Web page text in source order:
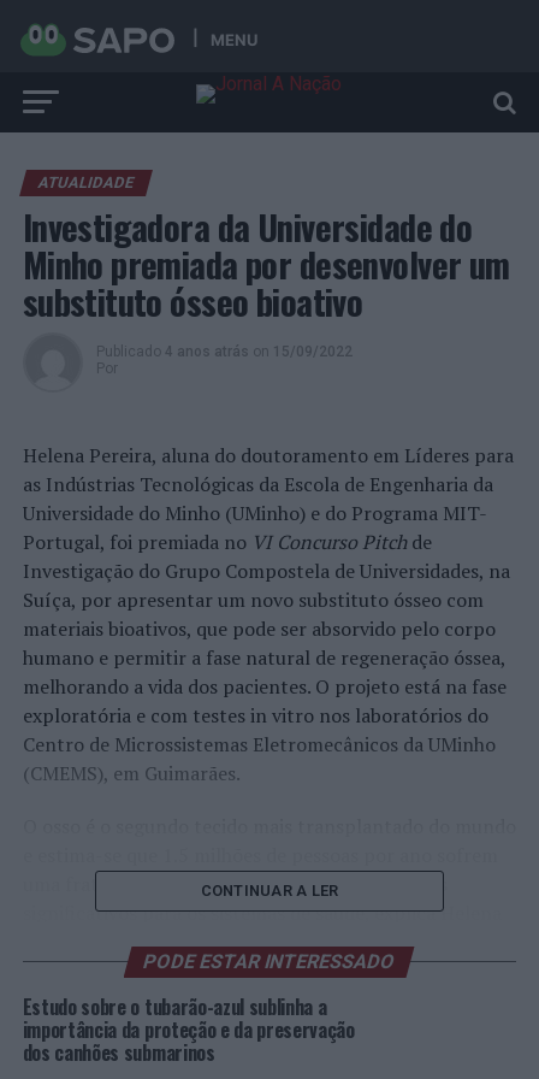
MENU
ATUALIDADE
Investigadora da Universidade do
Minho premiada por desenvolver um
substituto ósseo bioativo
Publicado 4 anos atrás on 15/09/2022
Por
Helena Pereira, aluna do doutoramento em Líderes para
as Indústrias Tecnológicas da Escola de Engenharia da
Universidade do Minho (UMinho) e do Programa MIT-
Portugal, foi premiada no VI Concurso Pitchde
Investigação do Grupo Compostela de Universidades, na
Suíça, por apresentar um novo substituto ósseo com
materiais bioativos, que pode ser absorvido pelo corpo
humano e permitir a fase natural de regeneração óssea,
melhorando a vida dos pacientes. O projeto está na fase
exploratória e com testes in vitro nos laboratórios do
Centro de Microssistemas Eletromecânicos da UMinho
(CMEMS), em Guimarães.
uma fratura devido a doenças ósseas, com custos
significativos para os sistemas de saúde, explica Helena
Pereira. O problema afeta em especial os seniores e a
Organização Mundial de Saúde prevê que, no ano 2050,
haja dois mil milhões de pessoas com mais de 60 anos.
Helena Pereira está a utilizar fosfatos de cálcio
CONTINUAR A LER
PODE ESTAR INTERESSADO
Estudo sobre o tubarão-azul sublinha a
importância da proteção e da preservação
dos canhões submarinos